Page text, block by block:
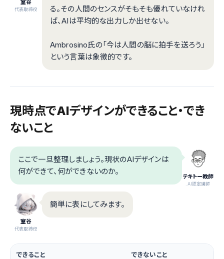
室谷
代表取締役
る。その人間のセンスがそもそも優れていなけれ
ば、AIは平均的な出力しか出せない。
Ambrosino氏の「今は人間の脳に拍手を送ろう」
という言葉は象徴的です。
現時点でAIデザインができること・でき
ないこと
テキトー教師
.AI認定講師
ここで一旦整理しましょう。現状のAIデザインは
何ができて、何ができないのか。
室谷
代表取締役
簡単に表にしてみます。
できること できないこと